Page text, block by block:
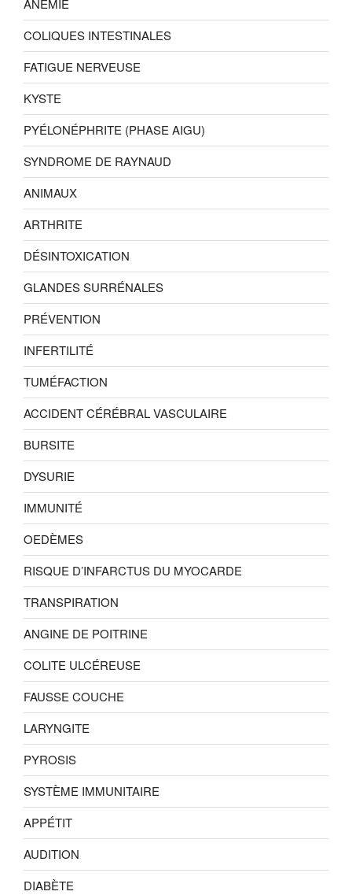
ANÉMIE
COLIQUES INTESTINALES
FATIGUE NERVEUSE
KYSTE
PYÉLONÉPHRITE (PHASE AIGU)
SYNDROME DE RAYNAUD
ANIMAUX
ARTHRITE
DÉSINTOXICATION
GLANDES SURRÉNALES
PRÉVENTION
INFERTILITÉ
TUMÉFACTION
ACCIDENT CÉRÉBRAL VASCULAIRE
BURSITE
DYSURIE
IMMUNITÉ
OEDÈMES
RISQUE D’INFARCTUS DU MYOCARDE
TRANSPIRATION
ANGINE DE POITRINE
COLITE ULCÉREUSE
FAUSSE COUCHE
LARYNGITE
PYROSIS
SYSTÈME IMMUNITAIRE
APPÉTIT
AUDITION
DIABÈTE